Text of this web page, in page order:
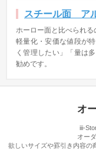
スチール面 ア
ホーロー面と比べられる
軽量化・安価な値段が
く管理したい」「量は
勧めです。
オ
iii-
オー
欲しいサイズや罫引き内容の